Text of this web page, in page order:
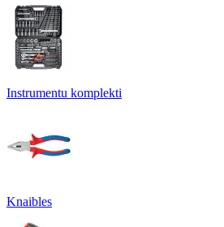
Instrumentu komplekti
Knaibles